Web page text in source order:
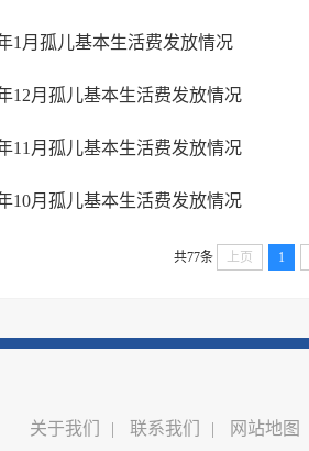
1月孤儿基本生活费发放情况
12月孤儿基本生活费发放情况
11月孤儿基本生活费发放情况
10月孤儿基本生活费发放情况
共77条 上页 1
关于我们 | 联系我们 | 网站地图